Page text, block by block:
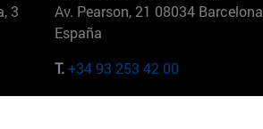
3
Av. Pearson, 21 08034 Barcelona
España
T.+34 93 253 42 00